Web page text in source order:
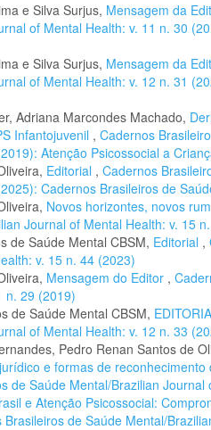
e Silva Surjus, Mensagem da
of Mental Health: v. 11 n. 30
e Silva Surjus, Mensagem da
of Mental Health: v. 12 n. 31
Adriana Marcondes Machado,
Infantojuvenil , Cadernos
Atenção Psicossocial a
Editorial , Cadernos
Cadernos Brasileiros de
Novos horizontes, novos
Journal of Mental Health: v. 15
de Saúde Mental CBSM, Editorial ,
v. 15 n. 44 (2023)
Mensagem do Editor ,
n. 29 (2019)
de Saúde Mental CBSM,
of Mental Health: v. 12 n. 33
Pedro Renan Santos de
e formas de
de Saúde Mental/Brazilian
e Atenção Psicossocial:
Brasileiros de Saúde Mental/